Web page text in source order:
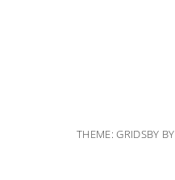
THEME: GRIDSBY BY